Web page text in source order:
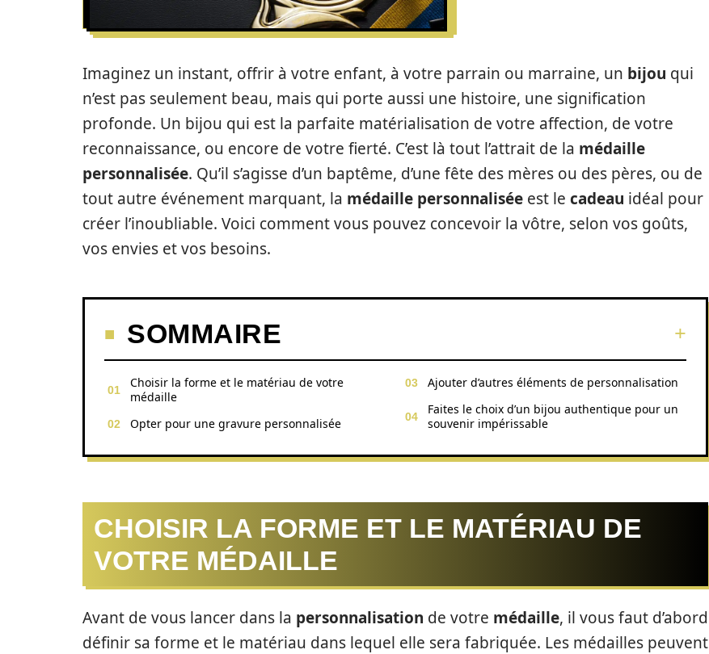
Imaginez un instant, offrir à votre enfant, à votre parrain ou marraine, un bijou qui
n’est pas seulement beau, mais qui porte aussi une histoire, une signification
profonde. Un bijou qui est la parfaite matérialisation de votre affection, de votre
reconnaissance, ou encore de votre fierté. C’est là tout l’attrait de la médaille
personnalisée. Qu’il s’agisse d’un baptême, d’une fête des mères ou des pères, ou de
tout autre événement marquant, la médaille personnalisée est le cadeau idéal pour
créer l’inoubliable. Voici comment vous pouvez concevoir la vôtre, selon vos goûts,
vos envies et vos besoins.
SOMMAIRE
Choisir la forme et le matériau de votre
médaille
Opter pour une gravure personnalisée
Ajouter d’autres éléments de personnalisation
Faites le choix d’un bijou authentique pour un
souvenir impérissable
CHOISIR LA FORME ET LE MATÉRIAU DE
VOTRE MÉDAILLE
Avant de vous lancer dans la personnalisation de votre médaille, il vous faut d’abord
définir sa forme et le matériau dans lequel elle sera fabriquée. Les médailles peuvent